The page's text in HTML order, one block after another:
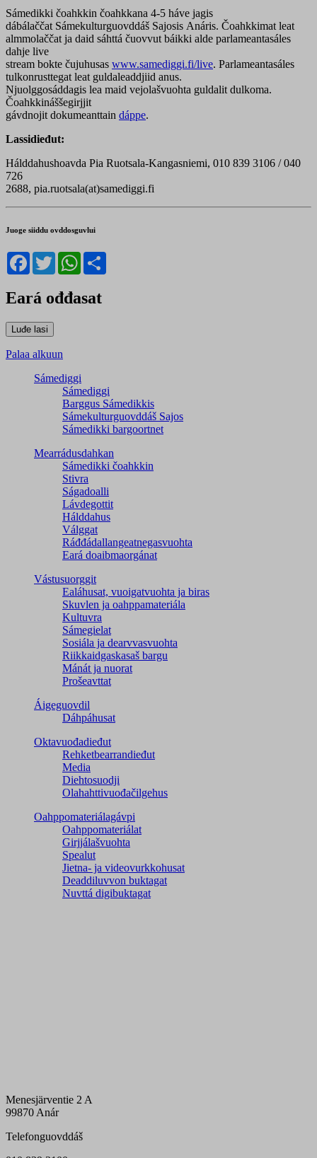
Sámedikki čoahkkin čoahkkana 4-5 háve jagis
dábálaččat Sámekulturguovddáš Sajosis Anáris. Čoahkkimat leat
almmolaččat ja daid sáhttá čuovvut báikki alde parlameantasáles
dahje live
stream bokte čujuhusas www.samediggi.fi/live. Parlameantasáles
tulkonrusttegat leat guldaleaddjiid anus.
Njuolggosáddagis lea maid vejolašvuohta guldalit dulkoma.
Čoahkkináššegirjjit
gávdnojit dokumeanttain dáppe.
Lassidieđut:
Hálddahushoavda Pia Ruotsala-Kangasniemi, 010 839 3106 / 040
726
2688, pia.ruotsala(at)samediggi.fi
Juoge siiddu ovddosguvlui
Facebook
TwitterWhatsApp
Eará ođđasat
Palaa alkuun
Sámediggi
Sámediggi
Barggus Sámedikkis
Sámekulturguovddáš Sajos
Sámedikki bargoortnet
Mearrádusdahkan
Sámedikki čoahkkin
Stivra
Ságadoalli
Lávdegottit
Hálddahus
Válggat
Ráđđádallangeatnegas­vuohta
Eará doaibmaorgánat
Vástusuorggit
Ealáhusat, vuoigatvuohta ja biras
Skuvlen ja oahppamateriála
Kultuvra
Sámegielat
Sosiála ja dearvvasvuohta
Riikkaidgaskasaš bargu
Mánát ja nuorat
Prošeavttat
Áigeguovdil
Dáhpáhusat
Oktavuođadieđut
Rehketbearrandieđut
Media
Diehtosuodji
Olahahttivuođačilgehus
Oahppomateriálagávpi
Oahppomateriálat
Girjjálašvuohta
Spealut
Jietna- ja videovurkkohusat
Deaddiluvvon buktagat
Nuvttá digibuktagat
Menesjärventie 2 A
99870 Anár
Telefonguovddáš